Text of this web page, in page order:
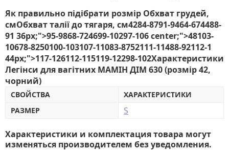
Як правильно підібрати розмір Обхват грудей,
смОбхват талії до тягаря, см4284-8791-9464-674488-
91 36px;">95-9868-724699-10297-106 center;">48103-
10678-8250100-103107-11083-8752111-11488-92112-1
44px;">117-126112-115119-12298-102Характеристики
Легінси для вагітних MAMІН ДІМ 630 (розмір 42,
чорний)
СВОЙСТВА
ХАРАКТЕРИСТИКИ
РАЗМЕР
S
Характеристики и комплектация товара могут
изменяться производителем без уведомления.